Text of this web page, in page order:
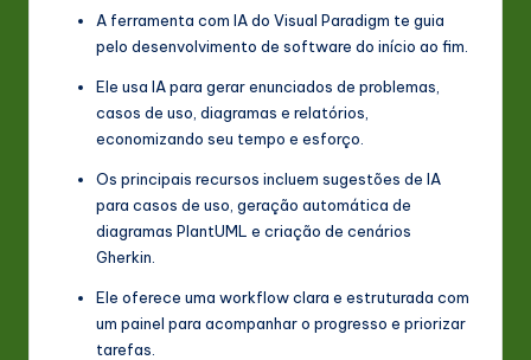
A ferramenta com IA do Visual Paradigm te guia
pelo desenvolvimento de software do início ao fim.
Ele usa IA para gerar enunciados de problemas,
casos de uso, diagramas e relatórios,
economizando seu tempo e esforço.
Os principais recursos incluem sugestões de IA
para casos de uso, geração automática de
diagramas PlantUML e criação de cenários
Gherkin.
Ele oferece uma workflow clara e estruturada com
um painel para acompanhar o progresso e priorizar
tarefas.